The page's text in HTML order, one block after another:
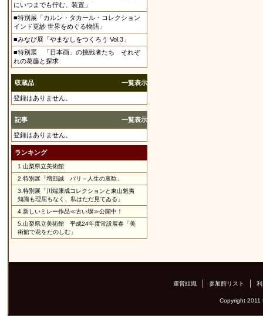
にいつまでも佇む、装置」
■特別展「カルン・タカール・コレクション
インド更紗 世界をめぐる物語」
■みなび展「やまなしをつくろう Vol.3」
■特別展 「日本画」の挑戦者たち それぞ
れの葛藤と探求
収蔵品 一覧表示
登録はありません。
記事 一覧表示
登録はありません。
ランキング
1. 山梨県立美術館
2. 特別展「増田誠 パリ－人生の哀歓」
3. 特別展「川端康成コレクションと東山魁夷
知識も理屈もなく、私はただ見てゐる」
4. 新しいミレー作品≪古い塀≫公開中！
5. 山梨県立美術館 平成24年度常設展春「美
術館で花をたのしむ」
運営組織 参加館リスト
Copyright 2011